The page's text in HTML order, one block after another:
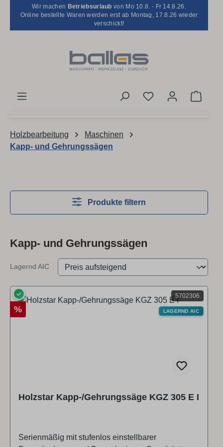
Zum Hauptinhalt springen
Wir machen Betriebsurlaub von Mo 10.8. - Fr 14.8.26.
Online bestellte Waren werden erst ab Montag, 17.8.26 wieder
verschickt!
Du hast 0
Holzbearbeitung
Maschinen
Kapp- und Gehrungssägen
Produkte filtern
Kapp- und Gehrungssägen
Lagernd AIC
Rabatt
%
5702306
✓
LAGERND AIC
Holzstar Kapp-/Gehrungssäge KGZ 305 E I
Serienmäßig mit stufenlos einstellbarer